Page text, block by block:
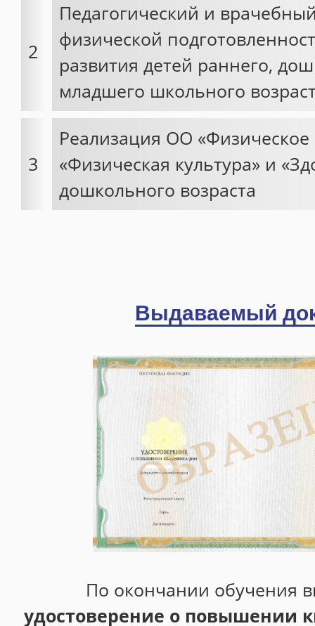
2
Педагогический и
физической
развития детей раннего,
младшего школьного
3
Реализация ОО «Физическое
«Физическая культура» и
дошкольного возраста
Выдаваемый
По окончании обучения
удостоверение о повышении